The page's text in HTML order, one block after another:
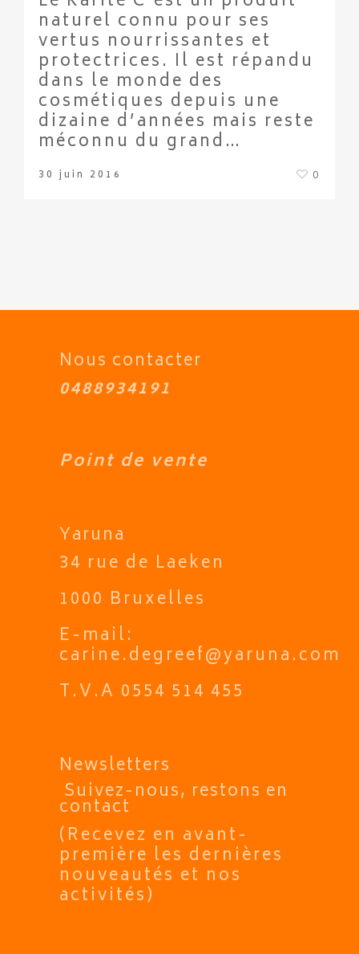
naturel connu pour ses
vertus nourrissantes et
protectrices. Il est répandu
dans le monde des
cosmétiques depuis une
dizaine d’années mais reste
méconnu du grand…
30 juin 2016 0
Nous contacter
0488934191
Point de vente
Yaruna
34 rue de Laeken
1000 Bruxelles
E-mail:
carine.degreef@yaruna.com
T.V.A 0554 514 455
Newsletters
Suivez-nous, restons en
contact
(Recevez en avant-
première les dernières
nouveautés et nos
activités)